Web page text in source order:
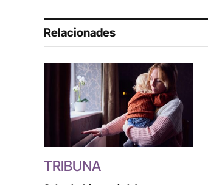
Relacionades
TRIBUNA